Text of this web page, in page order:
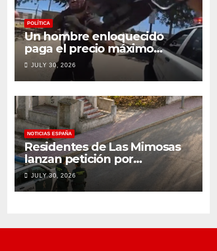
POLÍTICA
Un hombre enloquecido
paga el precio máximo
después de llevar un cuchillo
a un tiroteo con agentes del
condado de Los Ángeles
(VIDEO) * The Gateway
Pundit * por Cullen
Linebarger
JULY 30, 2026
NOTICIAS ESPAÑA
Residentes de Las Mimosas
lanzan petición por
disminución ‘inaceptable’ de
servicios básicos – The
Leader
JULY 30, 2026